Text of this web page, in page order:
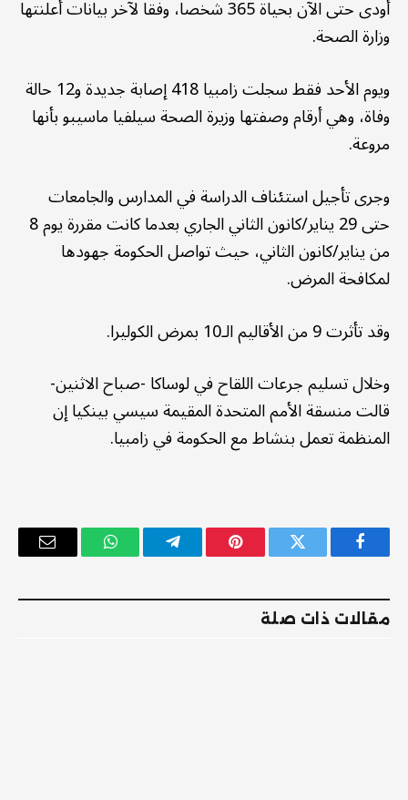
أودى حتى الآن بحياة 365 شخصا، وفقا لآخر بيانات أعلنتها
وزارة الصحة.
ويوم الأحد فقط سجلت زامبيا 418 إصابة جديدة و12 حالة
وفاة، وهي أرقام وصفتها وزيرة الصحة سيلفيا ماسيبو بأنها
مروعة.
وجرى تأجيل استئناف الدراسة في المدارس والجامعات
حتى 29 يناير/كانون الثاني الجاري بعدما كانت مقررة يوم 8
من يناير/كانون الثاني، حيث تواصل الحكومة جهودها
لمكافحة المرض.
وقد تأثرت 9 من الأقاليم الـ10 بمرض الكوليرا.
وخلال تسليم جرعات اللقاح في لوساكا -صباح الاثنين-
قالت منسقة الأمم المتحدة المقيمة سيسي بينكيا إن
المنظمة تعمل بنشاط مع الحكومة في زامبيا.
فيسبوك تويتر بينتيريستتيلقرام واتساب
البريد
مقالات ذات صلة